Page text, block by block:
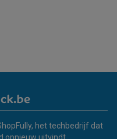
het techbedrijf dat